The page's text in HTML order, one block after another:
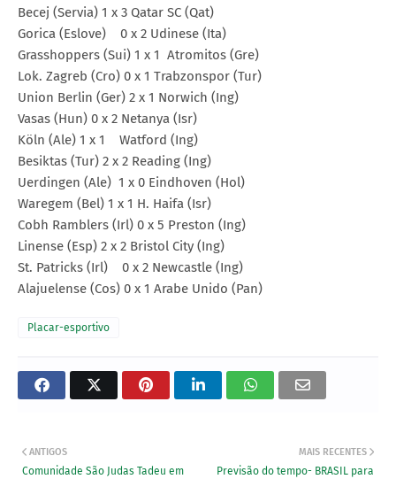
Becej (Servia) 1 x 3 Qatar SC (Qat)
Gorica (Eslove) 0 x 2 Udinese (Ita)
Grasshoppers (Sui) 1 x 1 Atromitos (Gre)
Lok. Zagreb (Cro) 0 x 1 Trabzonspor (Tur)
Union Berlin (Ger) 2 x 1 Norwich (Ing)
Vasas (Hun) 0 x 2 Netanya (Isr)
Köln (Ale) 1 x 1 Watford (Ing)
Besiktas (Tur) 2 x 2 Reading (Ing)
Uerdingen (Ale) 1 x 0 Eindhoven (Hol)
Waregem (Bel) 1 x 1 H. Haifa (Isr)
Cobh Ramblers (Irl) 0 x 5 Preston (Ing)
Linense (Esp) 2 x 2 Bristol City (Ing)
St. Patricks (Irl) 0 x 2 Newcastle (Ing)
Alajuelense (Cos) 0 x 1 Arabe Unido (Pan)
Placar-esportivo
MAIS RECENTES
Previsão do tempo- BRASIL para
ANTIGOS
Comunidade São Judas Tadeu em